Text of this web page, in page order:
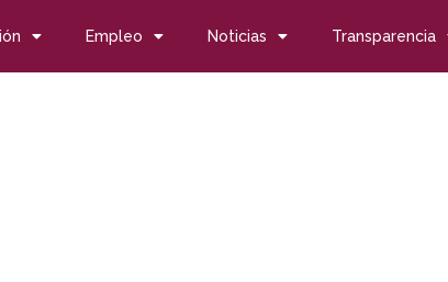
Empleo Noticias Transparencia